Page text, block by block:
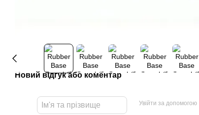
Новий відгук або коментар
Увійти за допомогою